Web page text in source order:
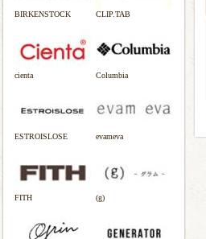
BIRKENSTOCK CLIP.TAB
cienta Columbia
ESTROISLOSE evameva
FITH (g)